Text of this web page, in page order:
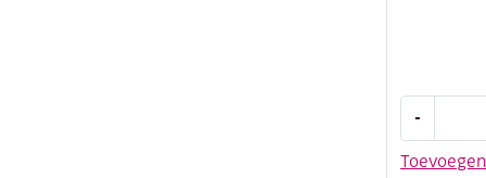
Toevoegen
-
met